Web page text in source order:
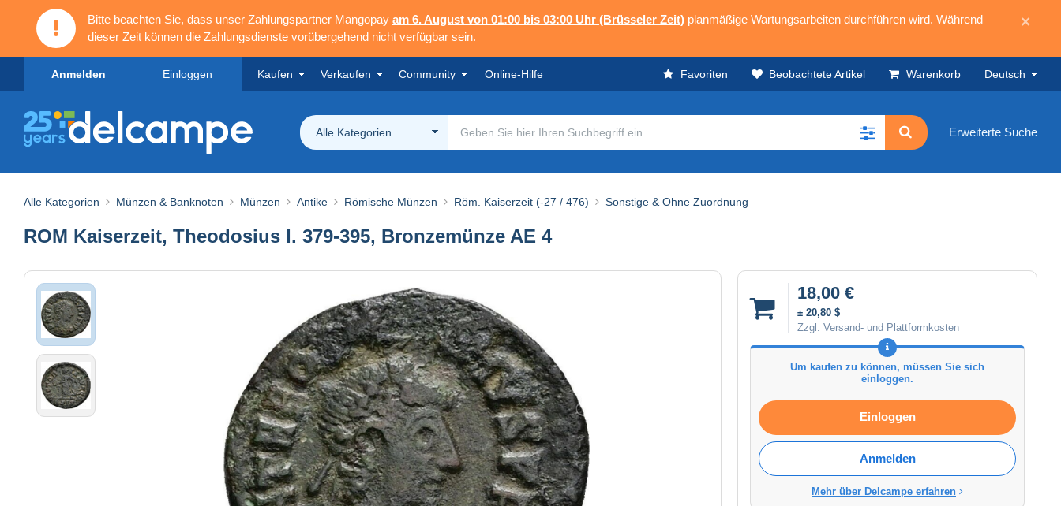
Bitte beachten Sie, dass unser Zahlungspartner Mangopay am 6. August von 01:00 bis 03:00 Uhr (Brüsseler Zeit) planmäßige Wartungsarbeiten durchführen wird. Während
dieser Zeit können die Zahlungsdienste vorübergehend nicht verfügbar sein.
×
Anmelden Einloggen Kaufen Verkaufen Community Online-Hilfe Favoriten Beobachtete Artikel Warenkorb Deutsch
Alle Kategorien Erweiterte Suche
Alle Kategorien Münzen & Banknoten Münzen Antike Römische Münzen Röm. Kaiserzeit (-27 / 476) Sonstige & Ohne Zuordnung
ROM Kaiserzeit, Theodosius I. 379-395, Bronzemünze AE 4
18,00 €
± 20,80 $
Zzgl. Versand- und Plattformkosten
Um kaufen zu können, müssen Sie sich
einloggen.
Einloggen
Anmelden
Mehr über Delcampe erfahren